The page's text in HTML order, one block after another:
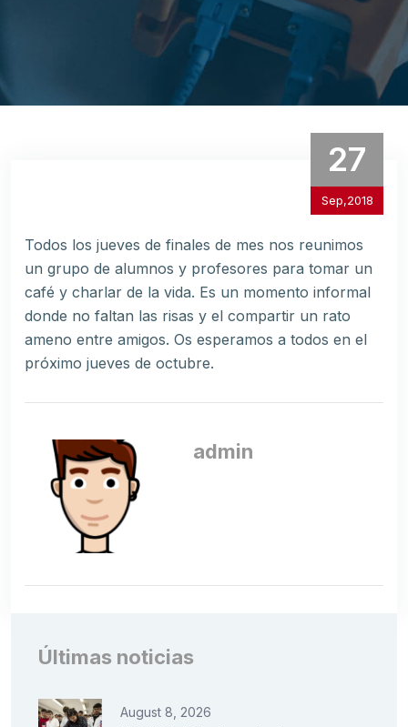
27
Sep,2018
Todos los jueves de finales de mes nos reunimos
un grupo de alumnos y profesores para tomar un
café y charlar de la vida. Es un momento informal
donde no faltan las risas y el compartir un rato
ameno entre amigos. Os esperamos a todos en el
próximo jueves de octubre.
admin
Últimas noticias
August 8, 2026